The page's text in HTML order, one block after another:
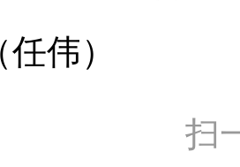
伟）
扫